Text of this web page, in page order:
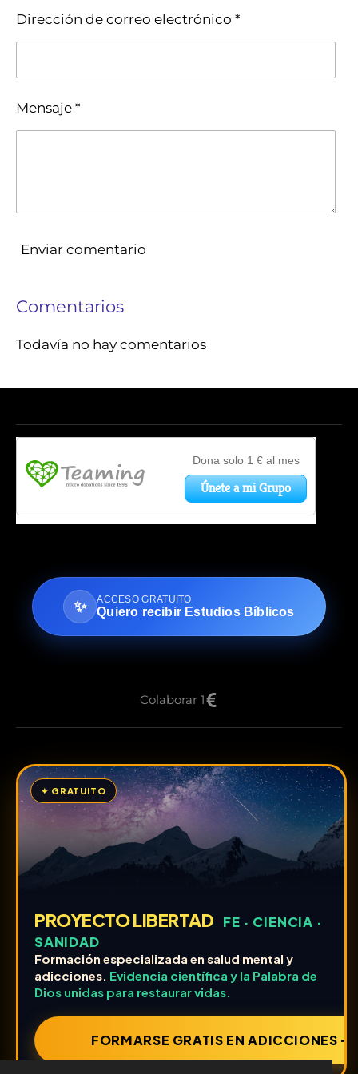
Dirección de correo electrónico *
Mensaje *
Enviar comentario
Comentarios
Todavía no hay comentarios
✨ ACCESO GRATUITO
Quiero recibir Estudios Bíblicos
Colaborar 1
✦ GRATUITO
PROYECTO LIBERTAD
FE · CIENCIA ·
SANIDAD
Formación especializada en salud mental y
adicciones. Evidencia científica y la Palabra de
Dios unidas para restaurar vidas.
FORMARSE GRATIS EN ADICCIONES ➔